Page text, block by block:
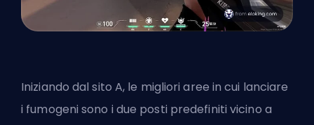
Iniziando dal sito A, le migliori aree in cui lanciare
i fumogeni sono i due posti predefiniti vicino a